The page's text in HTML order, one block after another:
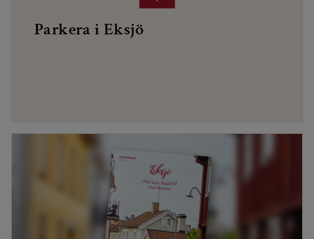
Parkera i Eksjö